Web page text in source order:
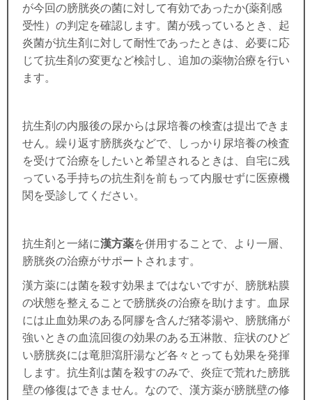
が今回の膀胱炎の菌に対して有効であったか(薬剤感
受性）の判定を確認します。菌が残っているとき、起
炎菌が抗生剤に対して耐性であったときは、必要に応
じて抗生剤の変更など検討し、追加の薬物治療を行い
ます。
抗生剤の内服後の尿からは尿培養の検査は提出できま
せん。繰り返す膀胱炎などで、しっかり尿培養の検査
を受けて治療をしたいと希望されるときは、自宅に残
っている手持ちの抗生剤を前もって内服せずに医療機
関を受診してください。
抗生剤と一緒に漢方薬を併用することで、より一層、
膀胱炎の治療がサポートされます。
漢方薬には菌を殺す効果まではないですが、膀胱粘膜
の状態を整えることで膀胱炎の治療を助けます。血尿
には止血効果のある阿膠を含んだ猪苓湯や、膀胱痛が
強いときの血流回復の効果のある五淋散、症状のひど
い膀胱炎には竜胆瀉肝湯など各々とっても効果を発揮
します。抗生剤は菌を殺すのみで、炎症で荒れた膀胱
壁の修復はできません。なので、漢方薬が膀胱壁の修